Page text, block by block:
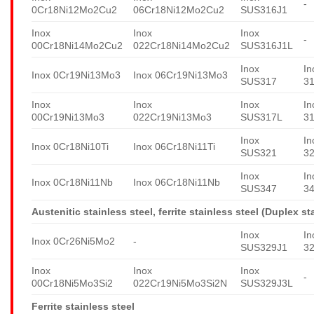
0Cr18Ni12Mo2Cu2
06Cr18Ni12Mo2Cu2
SUS316J1
-
Inox
00Cr18Ni14Mo2Cu2
Inox
022Cr18Ni14Mo2Cu2
Inox
SUS316J1L
-
Inox 0Cr19Ni13Mo3 Inox 06Cr19Ni13Mo3
Inox
SUS317
Inox
00Cr19Ni13Mo3
Inox
022Cr19Ni13Mo3
Inox
SUS317L
Inox 0Cr18Ni10Ti Inox 06Cr18Ni11Ti
Inox
SUS321
Inox 0Cr18Ni11Nb Inox 06Cr18Ni11Nb
Inox
SUS347
Austenitic stainless steel, ferrite stainless steel (Duplex
Inox 0Cr26Ni5Mo2 -
Inox
SUS329J1
Inox
00Cr18Ni5Mo3Si2
Inox
022Cr19Ni5Mo3Si2N
Inox
SUS329J3L
-
Ferrite stainless steel